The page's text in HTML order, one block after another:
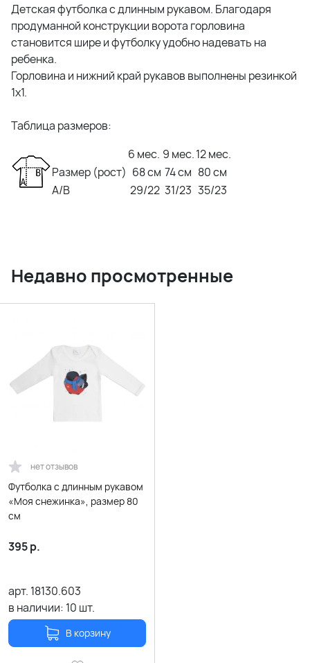
Детская футболка с длинным рукавом. Благодаря
продуманной конструкции ворота горловина
становится шире и футболку удобно надевать на
ребенка.
Горловина и нижний край рукавов выполнены резинкой
1х1.
Таблица размеров:
6 мес. 9 мес.12 мес.
Размер (рост) 68 см 74 см 80 см
A/B
29/22 31/23 35/23
Недавно просмотренные
нет отзывов
Футболка с длинным рукавом
«Моя снежинка», размер 80
см
395р.
арт. 18130.603
в наличии: 10 шт.
В корзину